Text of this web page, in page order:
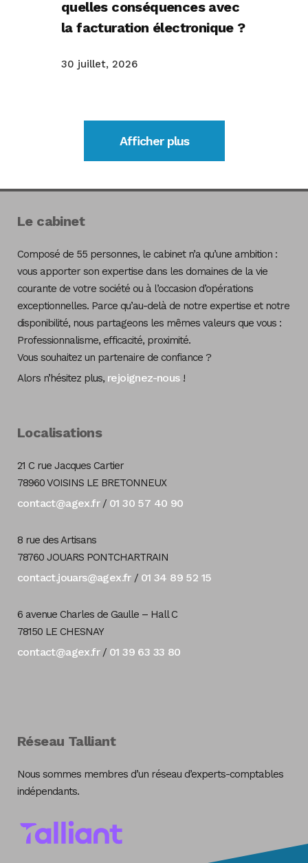
quelles conséquences avec
la facturation électronique ?
30 juillet, 2026
Afficher plus
Le cabinet
Composé de 55 personnes, le cabinet n’a qu’une ambition :
vous apporter son expertise dans les domaines de la vie
courante de votre société ou à l’occasion d’opérations
exceptionnelles. Parce qu’au-delà de notre expertise et notre
disponibilité, nous partageons les mêmes valeurs que vous :
Professionnalisme, efficacité, proximité.
Vous souhaitez un partenaire de confiance ?
Alors n’hésitez plus, rejoignez-nous!
Localisations
21 C rue Jacques Cartier
78960 VOISINS LE BRETONNEUX
contact@agex.fr/ 01 30 57 40 90
8 rue des Artisans
78760 JOUARS PONTCHARTRAIN
contact.jouars@agex.fr/ 01 34 89 52 15
6 avenue Charles de Gaulle – Hall C
78150 LE CHESNAY
contact@agex.fr/ 01 39 63 33 80
Réseau Talliant
Nous sommes membres d’un réseau d’experts-comptables
indépendants.